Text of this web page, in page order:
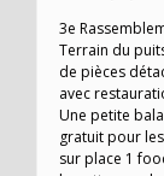
3e
Terrain du
de pièces
avec
Une petite
gratuit pour
sur place 1